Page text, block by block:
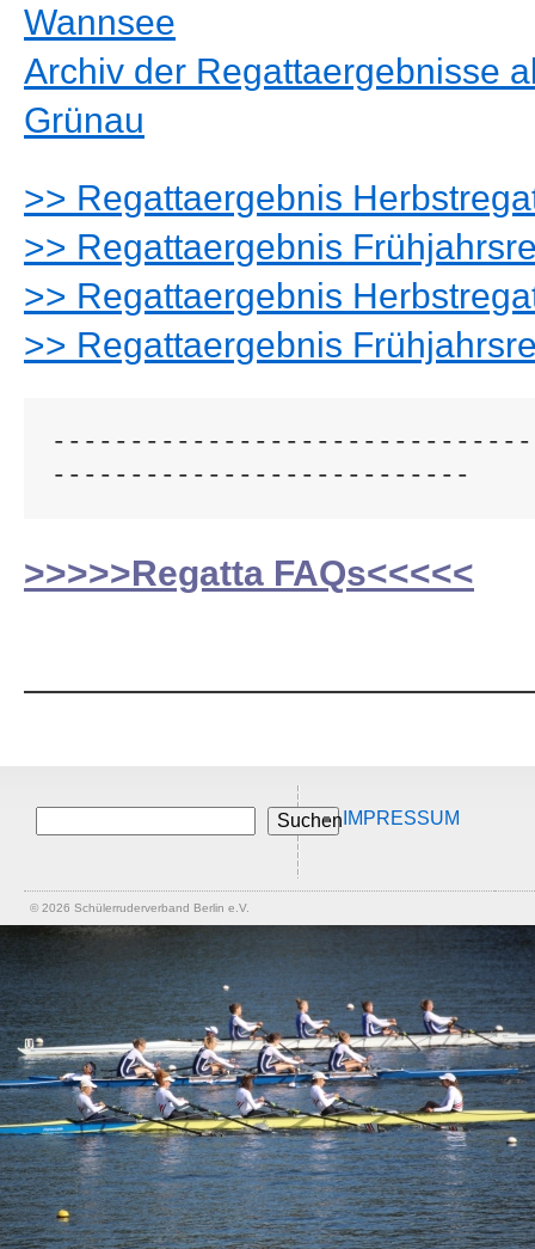
Wannsee
Archiv der Regattaergebnisse
Grünau
>> Regattaergebnis
>> Regattaergebnis
>> Regattaergebnis
>> Regattaergebnis
---------------------------
>>>>>Regatta FAQs<<<<<
Suchen IMPRESSUM
© 2026 Schülerruderverband Berlin e.V.